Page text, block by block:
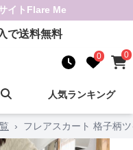
イト Flare Me
で送料無料
0 0
人気ランキング
› フレアスカート 格子柄